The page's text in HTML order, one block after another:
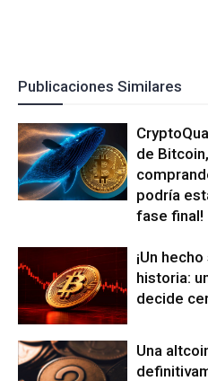
Publicaciones Similares
de
podría
fase final!
¡Un
historia:
decide
Una